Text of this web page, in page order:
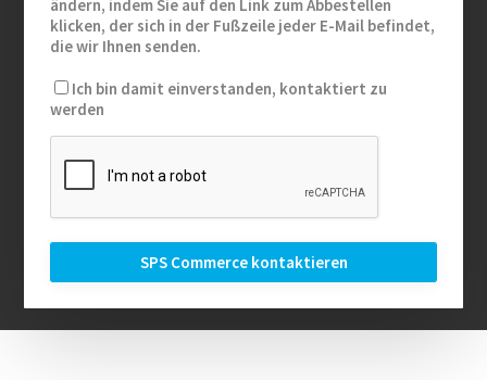
ändern, indem Sie auf den Link zum Abbestellen
klicken, der sich in der Fußzeile jeder E-Mail befindet,
die wir Ihnen senden.
Ich bin damit einverstanden, kontaktiert zu
werden